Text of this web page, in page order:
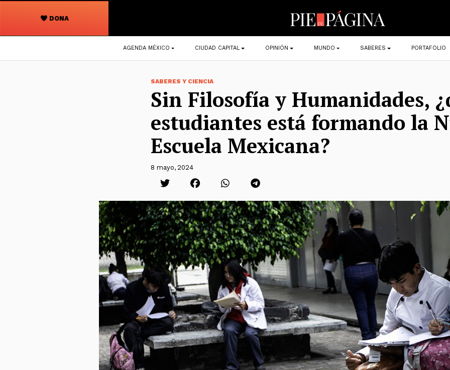
DONA
Navegación
principal
AGENDA MÉXICO CIUDAD CAPITAL OPINIÓN MUNDO SABERES PORTAFOLIO
SABERES Y CIENCIA
Sin Filosofía y Humanidades,
estudiantes está formando la
Escuela Mexicana?
8 mayo, 2024